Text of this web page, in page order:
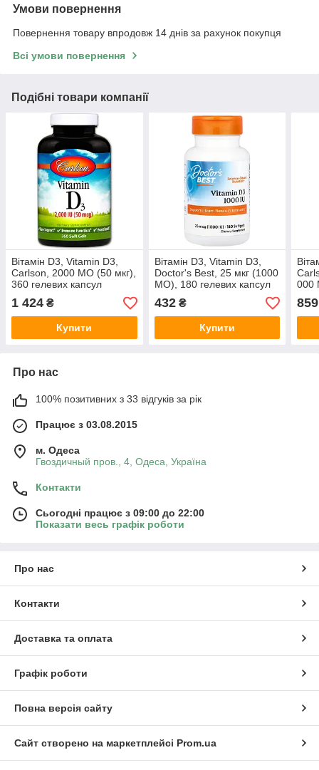
Умови повернення
Повернення товару впродовж 14 днів за рахунок покупця
Всі умови повернення
Подібні товари компанії
Вітамін D3, Vitamin D3,
Carlson, 2000 МО (50 мкг),
360 гелевих капсул
1 424 ₴
Купити
Вітамін D3, Vitamin D3,
Doctor's Best, 25 мкг (1000
МО), 180 гелевих капсул
432₴
Купити
000
859
Про нас
100% позитивних з 33 відгуків за рік
Працює з 03.08.2015
м. Одеса
Гвоздичный пров., 4, Одеса, Україна
Контакти
Сьогодні працює з 09:00 до 22:00
Показати весь графік роботи
Про нас
Контакти
Доставка та оплата
Графік роботи
Повна версія сайту
Сайт створено на маркетплейсі Prom.ua